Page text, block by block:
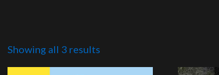
Showing all 3 results